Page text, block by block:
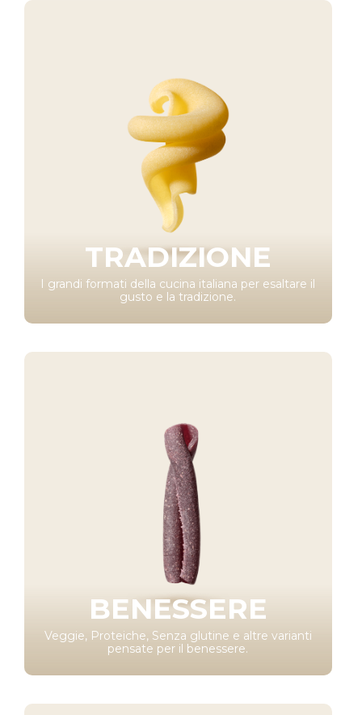
TRADIZIONE
I grandi formati della cucina italiana per esaltare il
gusto e la tradizione.
BENESSERE
Veggie, Proteiche, Senza glutine e altre varianti
pensate per il benessere.